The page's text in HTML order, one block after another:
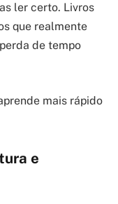
ler certo. Livros
que realmente
de tempo
mais rápido
e